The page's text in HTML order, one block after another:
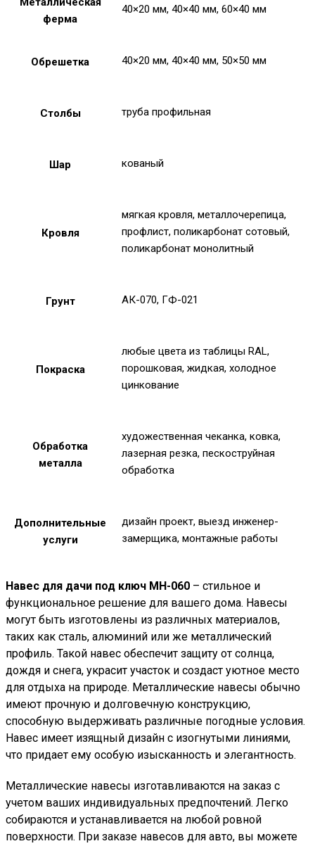
ферма
40×20 мм, 40×40 мм, 60×40 мм
Обрешетка 40×20 мм, 40×40 мм, 50×50 мм
Столбы труба профильная
Шар кованый
Кровля
мягкая кровля, металлочерепица,
профлист, поликарбонат сотовый,
поликарбонат монолитный
Грунт АК-070, ГФ-021
Покраска
любые цвета из таблицы RAL,
порошковая, жидкая, холодное
цинкование
Обработка
металла
художественная чеканка, ковка,
лазерная резка, пескоструйная
обработка
Дополнительные
услуги
дизайн проект, выезд инженер-
замерщика, монтажные работы
Навес для дачи под ключ МН-060 – стильное и
функциональное решение для вашего дома. Навесы
могут быть изготовлены из различных материалов,
таких как сталь, алюминий или же металлический
профиль. Такой навес обеспечит защиту от солнца,
дождя и снега, украсит участок и создаст уютное место
для отдыха на природе. Металлические навесы обычно
имеют прочную и долговечную конструкцию,
способную выдерживать различные погодные условия.
Навес имеет изящный дизайн с изогнутыми линиями,
что придает ему особую изысканность и элегантность.
Металлические навесы изготавливаются на заказ с
учетом ваших индивидуальных предпочтений. Легко
собираются и устанавливается на любой ровной
поверхности. При заказе навесов для авто, вы можете